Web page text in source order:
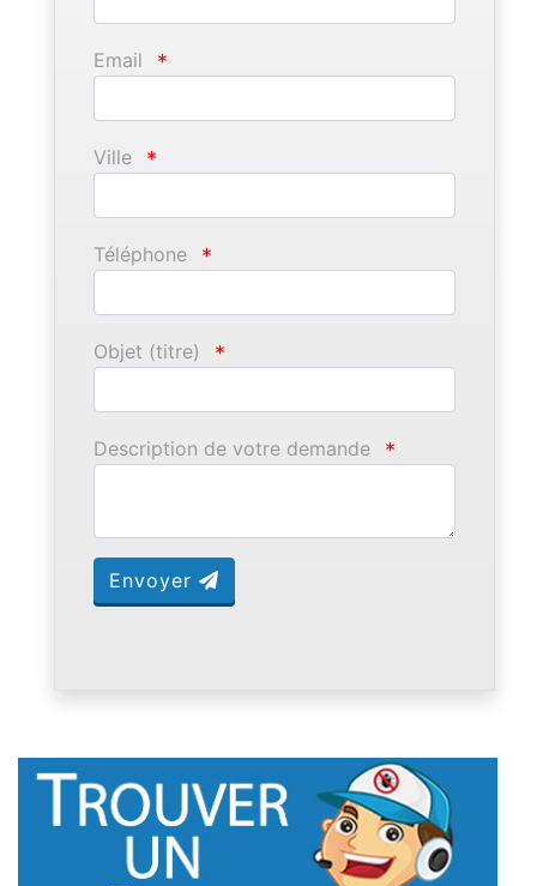
Email *
Ville *
Téléphone *
Objet (titre) *
Description de votre demande *
Envoyer